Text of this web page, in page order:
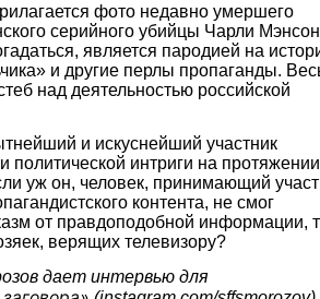
фото недавно умершего
серийного убийцы Чарли
является пародией на
и другие перлы пропаганды.
над деятельностью российской
и искуснейший участник
политической интриги на
уж он, человек, принимающий
контента, не смог
от правдоподобной информации,
верящих телевизору?
дает интервью для